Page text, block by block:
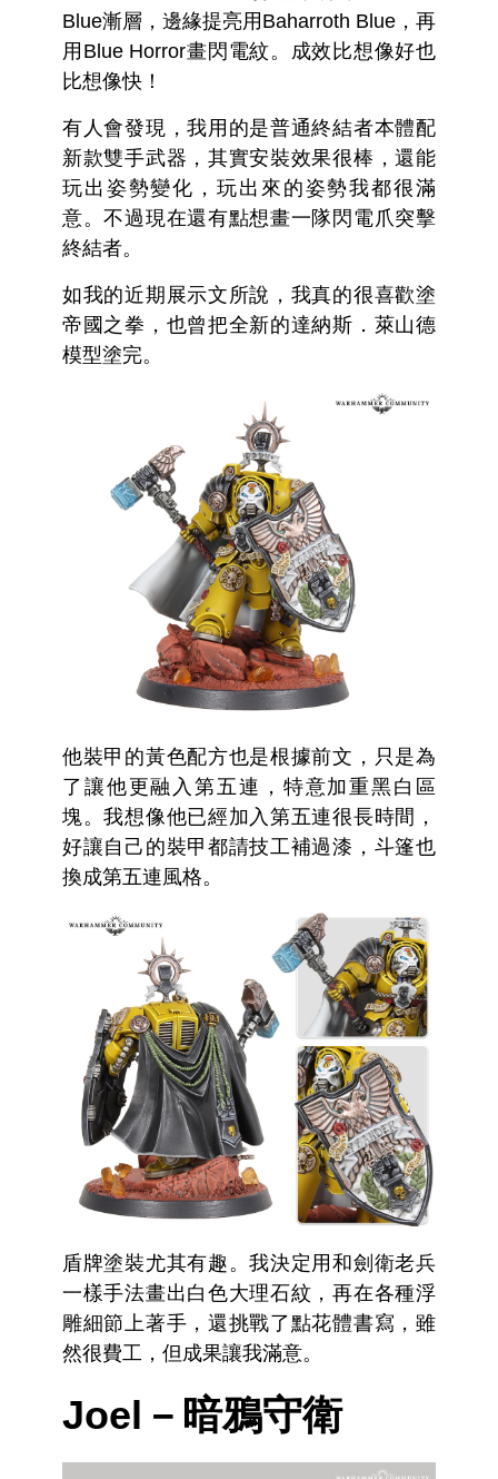
Blue漸層，邊緣提亮用Baharroth Blue，再
用Blue Horror畫閃電紋。成效比想像好也
比想像快！
有人會發現，我用的是普通終結者本體配
新款雙手武器，其實安裝效果很棒，還能
玩出姿勢變化，玩出來的姿勢我都很滿
意。不過現在還有點想畫一隊閃電爪突擊
終結者。
如我的近期展示文所說，我真的很喜歡塗
帝國之拳，也曾把全新的達納斯．萊山德
模型塗完。
他裝甲的黃色配方也是根據前文，只是為
了讓他更融入第五連，特意加重黑白區
塊。我想像他已經加入第五連很長時間，
好讓自己的裝甲都請技工補過漆，斗篷也
換成第五連風格。
盾牌塗裝尤其有趣。我決定用和劍衛老兵
一樣手法畫出白色大理石紋，再在各種浮
雕細節上著手，還挑戰了點花體書寫，雖
然很費工，但成果讓我滿意。
Joel－暗鴉守衛